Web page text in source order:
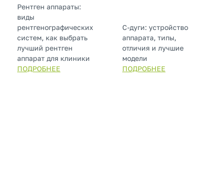
Рентген аппараты:
виды
рентгенографических
систем, как выбрать
лучший рентген
аппарат для клиники
ПОДРОБНЕЕ
С-дуги: устройство
аппарата, типы,
отличия и лучшие
модели
ПОДРОБНЕЕ